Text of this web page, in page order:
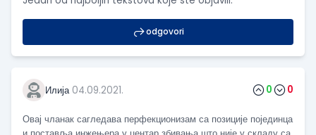
odgovori
Илија 04.09.2021. 0 0
Овај чланак сагледава перфекционизам са позиције појединца